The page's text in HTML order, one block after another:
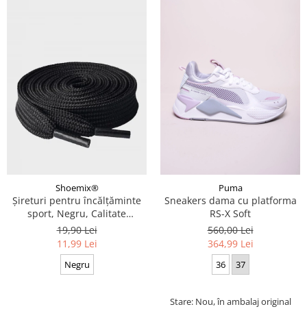
Shoemix®
Șireturi pentru încălțăminte
sport, Negru, Calitate
premium, 110 cm x 0.8 cm
19,90 Lei
11,99 Lei
Negru
Puma
Sneakers dama cu platforma
RS-X Soft
560,00 Lei
364,99 Lei
36 37
Stare: Nou, în ambalaj original